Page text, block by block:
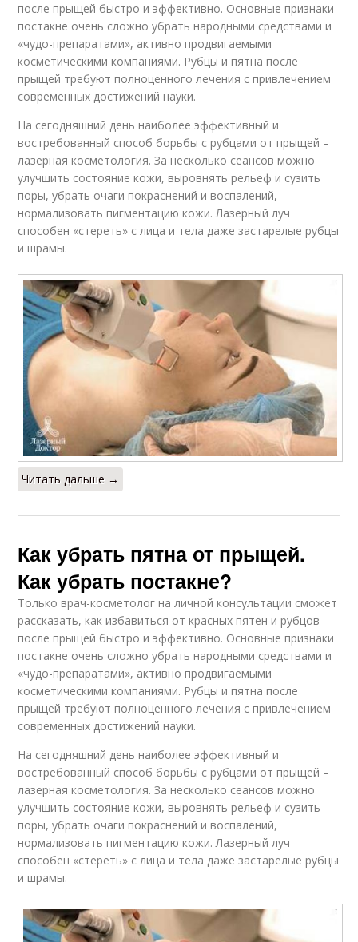
после прыщей быстро и эффективно. Основные признаки
постакне очень сложно убрать народными средствами и
«чудо-препаратами», активно продвигаемыми
косметическими компаниями. Рубцы и пятна после
прыщей требуют полноценного лечения с привлечением
современных достижений науки.
На сегодняшний день наиболее эффективный и
востребованный способ борьбы с рубцами от прыщей –
лазерная косметология. За несколько сеансов можно
улучшить состояние кожи, выровнять рельеф и сузить
поры, убрать очаги покраснений и воспалений,
нормализовать пигментацию кожи. Лазерный луч
способен «стереть» с лица и тела даже застарелые рубцы
и шрамы.
Читать дальше →
Как убрать пятна от прыщей.
Как убрать постакне?
Только врач-косметолог на личной консультации сможет
рассказать, как избавиться от красных пятен и рубцов
после прыщей быстро и эффективно. Основные признаки
постакне очень сложно убрать народными средствами и
«чудо-препаратами», активно продвигаемыми
косметическими компаниями. Рубцы и пятна после
прыщей требуют полноценного лечения с привлечением
современных достижений науки.
На сегодняшний день наиболее эффективный и
востребованный способ борьбы с рубцами от прыщей –
лазерная косметология. За несколько сеансов можно
улучшить состояние кожи, выровнять рельеф и сузить
поры, убрать очаги покраснений и воспалений,
нормализовать пигментацию кожи. Лазерный луч
способен «стереть» с лица и тела даже застарелые рубцы
и шрамы.